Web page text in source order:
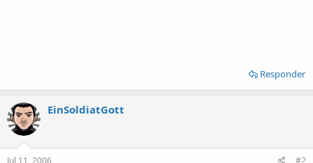
Responder
EinSoldiatGott
Jul 11, 2006 #2